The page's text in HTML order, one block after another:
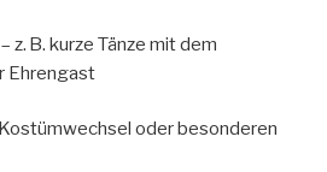
B. kurze Tänze mit dem
Ehrengast
oder besonderen